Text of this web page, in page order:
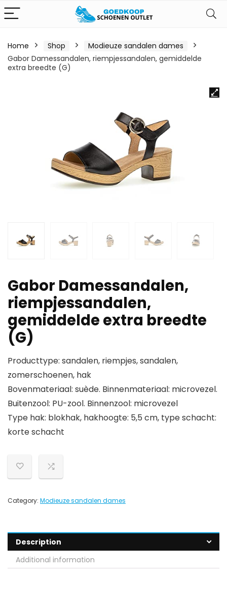
Home Shop
Modieuze sandalen dames
Gabor Damessandalen, riempjessandalen, gemiddelde
extra breedte (G)
Gabor Damessandalen,
riempjessandalen,
gemiddelde extra breedte
(G)
Producttype: sandalen, riempjes, sandalen,
zomerschoenen, hak
Bovenmateriaal: suède. Binnenmateriaal: microvezel.
Buitenzool: PU-zool. Binnenzool: microvezel
Type hak: blokhak, hakhoogte: 5,5 cm, type schacht:
korte schacht
Category: Modieuze sandalen dames
Description
Additional information